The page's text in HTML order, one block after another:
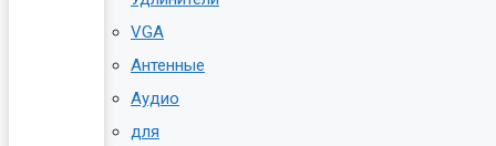
VGA
Антенные
Аудио
для